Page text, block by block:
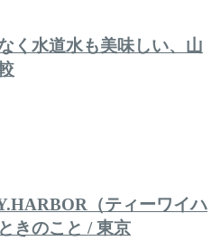
く水道水も美味しい、山
（ティーワイハ
きのこと / 東京